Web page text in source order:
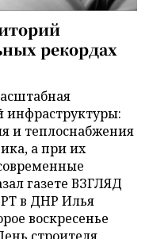
рекордах
и теплоснабжения
а при их
газете ВЗГЛЯД
в ДНР Илья
воскресенье